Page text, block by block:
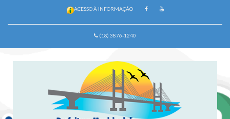
ACESSO À INFORMAÇÃO
(18) 3876-1240